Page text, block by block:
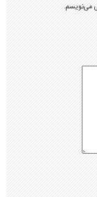
می‌نویسم.